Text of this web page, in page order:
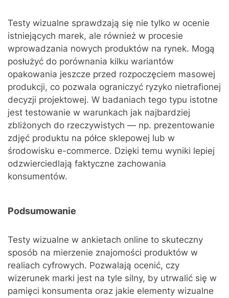
Testy wizualne sprawdzają się nie tylko w ocenie
istniejących marek, ale również w procesie
wprowadzania nowych produktów na rynek. Mogą
posłużyć do porównania kilku wariantów
opakowania jeszcze przed rozpoczęciem masowej
produkcji, co pozwala ograniczyć ryzyko nietrafionej
decyzji projektowej. W badaniach tego typu istotne
jest testowanie w warunkach jak najbardziej
zbliżonych do rzeczywistych — np. prezentowanie
zdjęć produktu na półce sklepowej lub w
środowisku e-commerce. Dzięki temu wyniki lepiej
odzwierciedlają faktyczne zachowania
konsumentów.
Podsumowanie
Testy wizualne w ankietach online to skuteczny
sposób na mierzenie znajomości produktów w
realiach cyfrowych. Pozwalają ocenić, czy
wizerunek marki jest na tyle silny, by utrwalić się w
pamięci konsumenta oraz jakie elementy wizualne